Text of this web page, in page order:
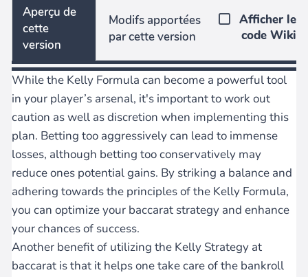
Aperçu de
cette
version
Modifs apportées
par cette version
Afficher le
code Wiki